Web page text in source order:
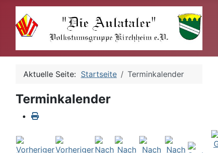
Aktuelle Seite: Startseite Terminkalender
Terminkalender